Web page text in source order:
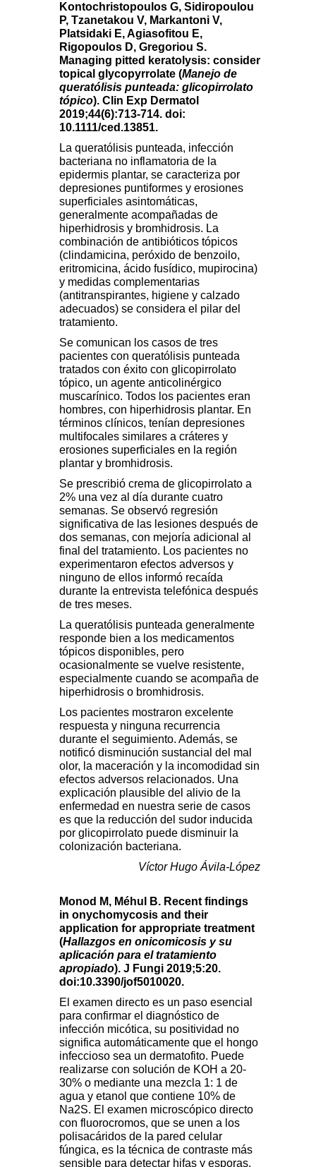
Kontochristopoulos G, Sidiropoulou
P, Tzanetakou V, Markantoni V,
Platsidaki E, Agiasofitou E,
Rigopoulos D, Gregoriou S.
Managing pitted keratolysis: consider
topical glycopyrrolate (Manejo de
queratólisis punteada: glicopirrolato
tópico). Clin Exp Dermatol
2019;44(6):713-714. doi:
10.1111/ced.13851.
La queratólisis punteada, infección
bacteriana no inflamatoria de la
epidermis plantar, se caracteriza por
depresiones puntiformes y erosiones
superficiales asintomáticas,
generalmente acompañadas de
hiperhidrosis y bromhidrosis. La
combinación de antibióticos tópicos
(clindamicina, peróxido de benzoilo,
eritromicina, ácido fusídico, mupirocina)
y medidas complementarias
(antitranspirantes, higiene y calzado
adecuados) se considera el pilar del
tratamiento.
Se comunican los casos de tres
pacientes con queratólisis punteada
tratados con éxito con glicopirrolato
tópico, un agente anticolinérgico
muscarínico. Todos los pacientes eran
hombres, con hiperhidrosis plantar. En
términos clínicos, tenían depresiones
multifocales similares a cráteres y
erosiones superficiales en la región
plantar y bromhidrosis.
Se prescribió crema de glicopirrolato a
2% una vez al día durante cuatro
semanas. Se observó regresión
significativa de las lesiones después de
dos semanas, con mejoría adicional al
final del tratamiento. Los pacientes no
experimentaron efectos adversos y
ninguno de ellos informó recaída
durante la entrevista telefónica después
de tres meses.
La queratólisis punteada generalmente
responde bien a los medicamentos
tópicos disponibles, pero
ocasionalmente se vuelve resistente,
especialmente cuando se acompaña de
hiperhidrosis o bromhidrosis.
Los pacientes mostraron excelente
respuesta y ninguna recurrencia
durante el seguimiento. Además, se
notificó disminución sustancial del mal
olor, la maceración y la incomodidad sin
efectos adversos relacionados. Una
explicación plausible del alivio de la
enfermedad en nuestra serie de casos
es que la reducción del sudor inducida
por glicopirrolato puede disminuir la
colonización bacteriana.
Víctor Hugo Ávila-López
Monod M, Méhul B. Recent findings
in onychomycosis and their
application for appropriate treatment
(Hallazgos en onicomicosis y su
aplicación para el tratamiento
apropiado). J Fungi 2019;5:20.
doi:10.3390/jof5010020.
El examen directo es un paso esencial
para confirmar el diagnóstico de
infección micótica, su positividad no
significa automáticamente que el hongo
infeccioso sea un dermatofito. Puede
realizarse con solución de KOH a 20-
30% o mediante una mezcla 1: 1 de
agua y etanol que contiene 10% de
Na2S. El examen microscópico directo
con fluorocromos, que se unen a los
polisacáridos de la pared celular
fúngica, es la técnica de contraste más
sensible para detectar hifas y esporas,